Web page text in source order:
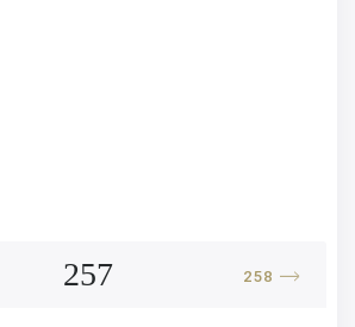
257 258